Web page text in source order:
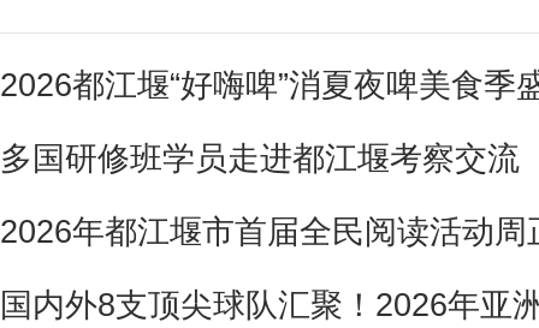
2026都江堰“好嗨啤”消夏夜啤美食季
多国研修班学员走进都江堰考察交流
2026年都江堰市首届全民阅读活动周
国内外8支顶尖球队汇聚！2026年亚